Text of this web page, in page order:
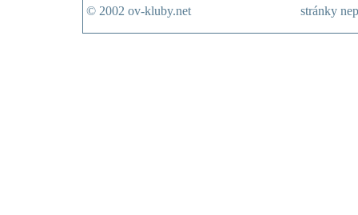
© 2002 ov-kluby.net stránky